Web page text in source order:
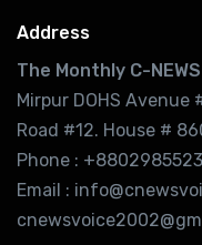
Address
The Monthly C-NEWS
Mirpur DOHS Avenue
Road #12. House #
Phone :
Email :